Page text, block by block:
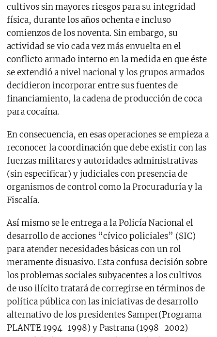
cultivos sin mayores riesgos para su integridad
física, durante los años ochenta e incluso
comienzos de los noventa. Sin embargo, su
actividad se vio cada vez más envuelta en el
conflicto armado interno en la medida en que éste
se extendió a nivel nacional y los grupos armados
decidieron incorporar entre sus fuentes de
financiamiento, la cadena de producción de coca
para cocaína.
En consecuencia, en esas operaciones se empieza a
reconocer la coordinación que debe existir con las
fuerzas militares y autoridades administrativas
(sin especificar) y judiciales con presencia de
organismos de control como la Procuraduría y la
Fiscalía.
Así mismo se le entrega a la Policía Nacional el
desarrollo de acciones “cívico policiales” (SIC)
para atender necesidades básicas con un rol
meramente disuasivo. Esta confusa decisión sobre
los problemas sociales subyacentes a los cultivos
de uso ilícito tratará de corregirse en términos de
política pública con las iniciativas de desarrollo
alternativo de los presidentes Samper(Programa
PLANTE 1994-1998) y Pastrana (1998-2002)